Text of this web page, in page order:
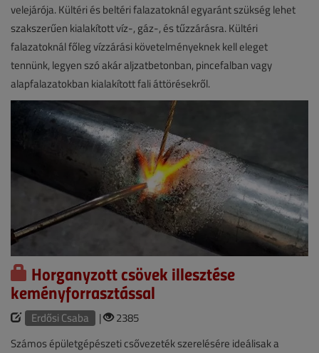
velejárója. Kültéri és beltéri falazatoknál egyaránt szükség lehet
szakszerűen kialakított víz-, gáz-, és tűzzárásra. Kültéri
falazatoknál főleg vízzárási követelményeknek kell eleget
tennünk, legyen szó akár aljzatbetonban, pincefalban vagy
alapfalazatokban kialakított fali áttörésekről.
Horganyzott csövek illesztése
keményforrasztással
Erdősi Csaba |
2385
Számos épületgépészeti csővezeték szerelésére ideálisak a